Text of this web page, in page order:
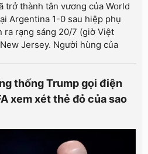
trở thành tân vương của World
Argentina 1-0 sau hiệp phụ
rạng sáng 20/7 (giờ Việt
Jersey. Người hùng của
thống Trump gọi điện
xem xét thẻ đỏ của sao